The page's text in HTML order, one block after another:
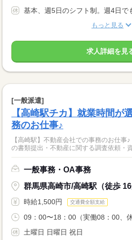
基本、週5日のシフト制。週4日で
もっと見る
求人詳細を見
[一般派遣]
【高崎駅チカ】就業時間
務のお仕事♪
【高崎駅】不動産会社での事務のお仕事
の書類提出・不動産に関する調査依頼・
一般事務・OA事務
群馬県高崎市/高崎駅（徒歩 16
時給1,500円 交通費全額支給
09：00〜18：00（実働08：00、
土曜日 日曜日 祝日